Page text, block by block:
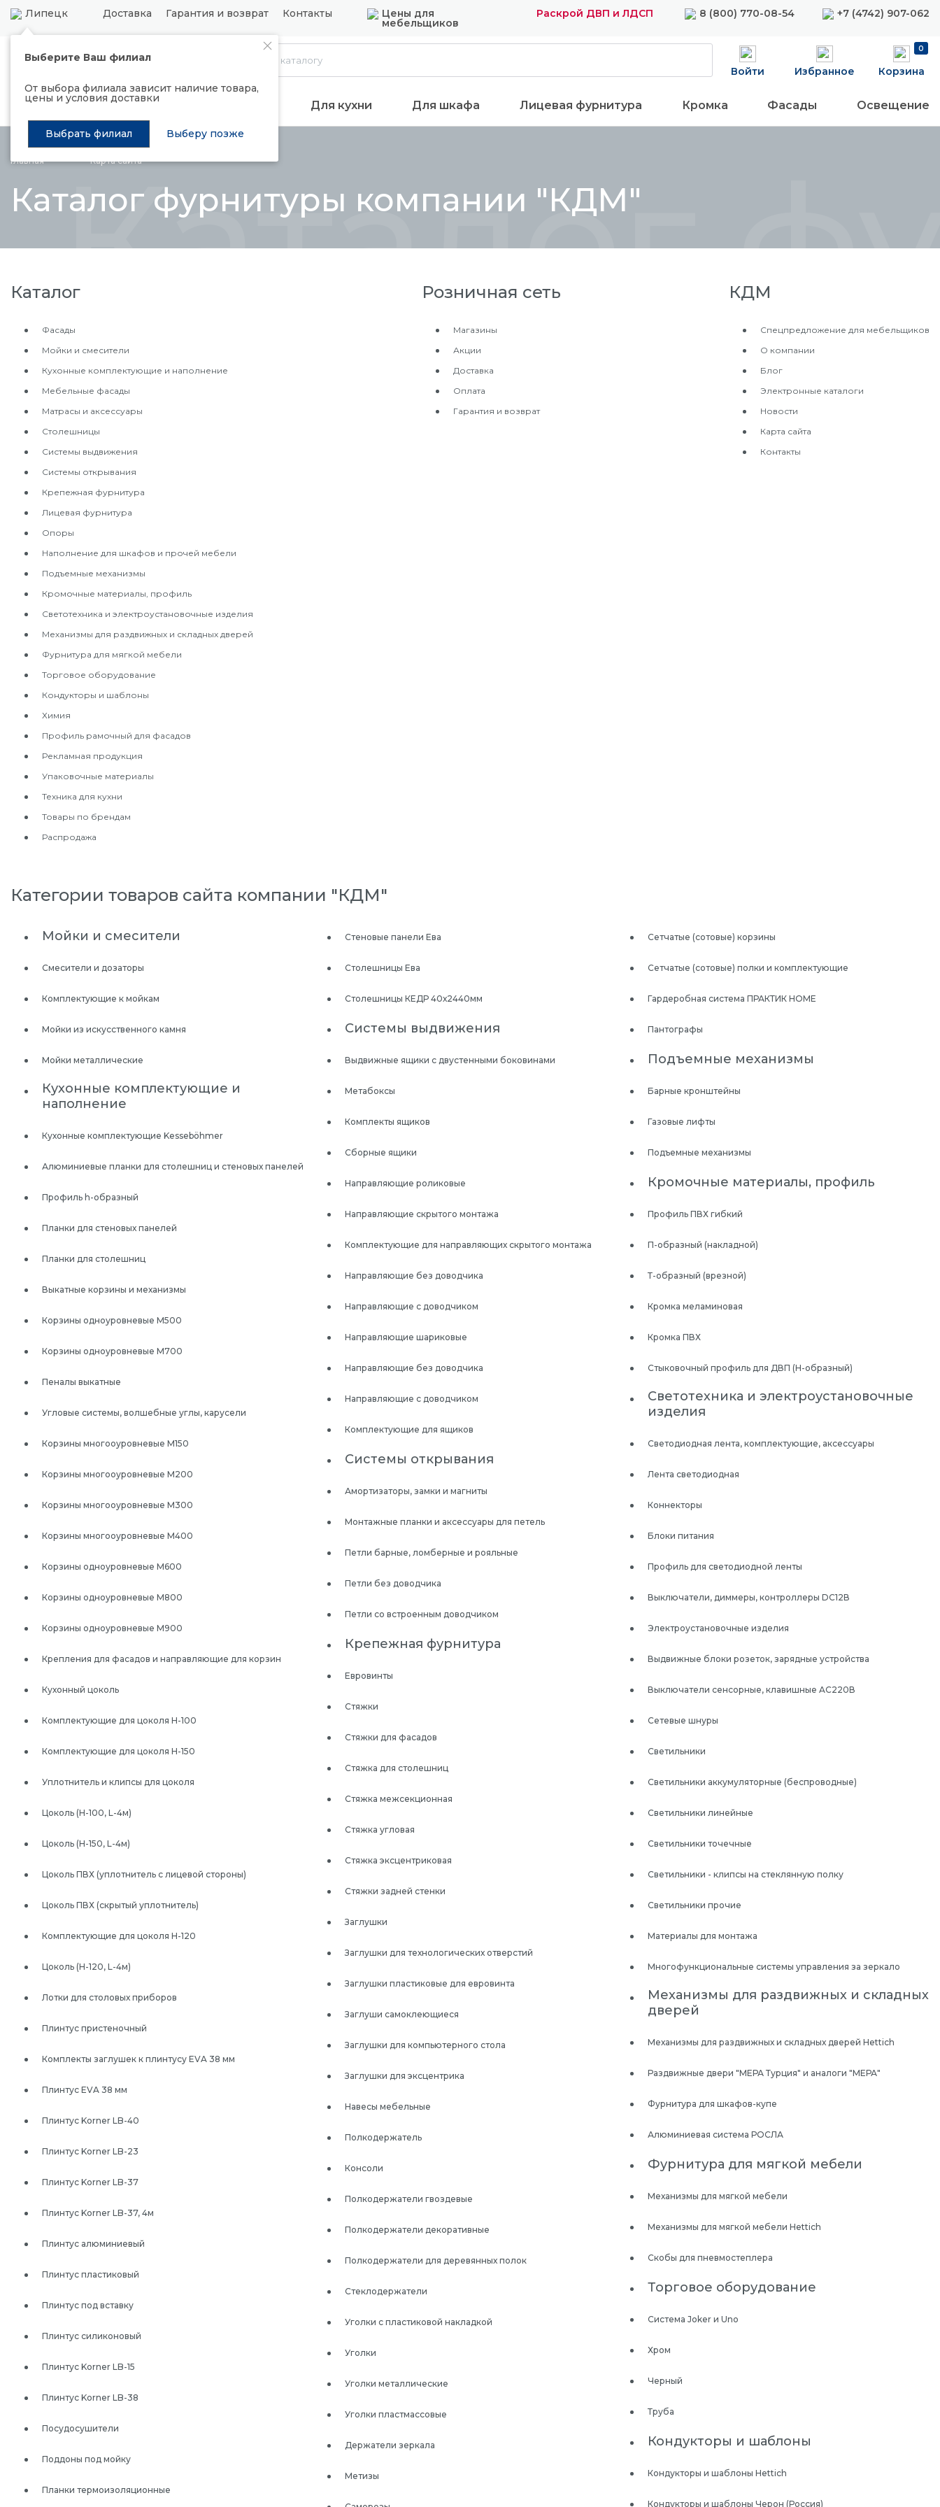
Липецк Доставка Гарантия и возврат Контакты Цены для
мебельщиков
Раскрой ДВП и ЛДСП 8 (800) 770-08-54 +7 (4742) 907-062
Выберите Ваш филиал
От выбора филиала зависит наличие товара,
цены и условия доставки
Выбрать филиал Выберу позже
Каталог
Войти Избранное
0
Корзина
Распродажа Подъемные механизмы Для кухни Для шкафа Лицевая фурнитура Кромка Фасады Освещение
Главная Карта сайта
Каталог фурнитуры компании "КДМ"
Каталог
Каталог
Фасады
Мойки и смесители
Кухонные комплектующие и наполнение
Мебельные фасады
Матрасы и аксессуары
Столешницы
Системы выдвижения
Системы открывания
Крепежная фурнитура
Лицевая фурнитура
Опоры
Наполнение для шкафов и прочей мебели
Подъемные механизмы
Кромочные материалы, профиль
Светотехника и электроустановочные изделия
Механизмы для раздвижных и складных дверей
Фурнитура для мягкой мебели
Торговое оборудование
Кондукторы и шаблоны
Химия
Профиль рамочный для фасадов
Рекламная продукция
Упаковочные материалы
Техника для кухни
Товары по брендам
Распродажа
Розничная сеть
Магазины
Акции
Доставка
Оплата
Гарантия и возврат
КДМ
Спецпредложение для мебельщиков
О компании
Блог
Электронные каталоги
Новости
Карта сайта
Контакты
Категории товаров сайта компании "КДМ"
Мойки и смесители
Смесители и дозаторы
Комплектующие к мойкам
Мойки из искусственного камня
Мойки металлические
Кухонные комплектующие и
наполнение
Кухонные комплектующие Kesseböhmer
Алюминиевые планки для столешниц и стеновых панелей
Профиль h-образный
Планки для стеновых панелей
Планки для столешниц
Выкатные корзины и механизмы
Корзины одноуровневые М500
Корзины одноуровневые М700
Пеналы выкатные
Угловые системы, волшебные углы, карусели
Корзины многооуровневые М150
Корзины многооуровневые М200
Корзины многооуровневые М300
Корзины многооуровневые М400
Корзины одноуровневые М600
Корзины одноуровневые М800
Корзины одноуровневые М900
Крепления для фасадов и направляющие для корзин
Кухонный цоколь
Комплектующие для цоколя Н-100
Комплектующие для цоколя Н-150
Уплотнитель и клипсы для цоколя
Цоколь (Н-100, L-4м)
Цоколь (Н-150, L-4м)
Цоколь ПВХ (уплотнитель с лицевой стороны)
Цоколь ПВХ (скрытый уплотнитель)
Комплектующие для цоколя Н-120
Цоколь (Н-120, L-4м)
Лотки для столовых приборов
Плинтус пристеночный
Комплекты заглушек к плинтусу EVA 38 мм
Плинтус EVA 38 мм
Плинтус Korner LB-40
Плинтус Korner LB-23
Плинтус Korner LB-37
Плинтус Korner LB-37, 4м
Плинтус алюминиевый
Плинтус пластиковый
Плинтус под вставку
Плинтус силиконовый
Плинтус Korner LB-15
Плинтус Korner LB-38
Посудосушители
Поддоны под мойку
Планки термоизоляционные
Стеновые панели Ева
Столешницы Ева
Столешницы КЕДР 40х2440мм
Системы выдвижения
Выдвижные ящики с двустенными боковинами
Метабоксы
Комплекты ящиков
Сборные ящики
Направляющие роликовые
Направляющие скрытого монтажа
Комплектующие для направляющих скрытого монтажа
Направляющие без доводчика
Направляющие с доводчиком
Направляющие шариковые
Направляющие без доводчика
Направляющие с доводчиком
Комплектующие для ящиков
Системы открывания
Амортизаторы, замки и магниты
Монтажные планки и аксессуары для петель
Петли барные, ломберные и рояльные
Петли без доводчика
Петли со встроенным доводчиком
Крепежная фурнитура
Евровинты
Стяжки
Стяжки для фасадов
Стяжка для столешниц
Стяжка межсекционная
Стяжка угловая
Стяжка эксцентриковая
Стяжки задней стенки
Заглушки
Заглушки для технологических отверстий
Заглушки пластиковые для евровинта
Заглуши самоклеющиеся
Заглушки для компьютерного стола
Заглушки для эксцентрика
Навесы мебельные
Полкодержатель
Консоли
Полкодержатели гвоздевые
Полкодержатели декоративные
Полкодержатели для деревянных полок
Стеклодержатели
Уголки с пластиковой накладкой
Уголки
Уголки металлические
Уголки пластмассовые
Держатели зеркала
Метизы
Сетчатые (сотовые) корзины
Сетчатые (сотовые) полки и комплектующие
Гардеробная система ПРАКТИК HOME
Пантографы
Подъемные механизмы
Барные кронштейны
Газовые лифты
Подъемные механизмы
Кромочные материалы, профиль
Профиль ПВХ гибкий
П-образный (накладной)
Т-образный (врезной)
Кромка меламиновая
Кромка ПВХ
Стыковочный профиль для ДВП (Н-образный)
Светотехника и электроустановочные
изделия
Светодиодная лента, комплектующие, аксессуары
Лента светодиодная
Коннекторы
Блоки питания
Профиль для светодиодной ленты
Выключатели, диммеры, контроллеры DC12В
Электроустановочные изделия
Выдвижные блоки розеток, зарядные устройства
Выключатели сенсорные, клавишные AC220В
Сетевые шнуры
Светильники
Светильники аккумуляторные (беспроводные)
Светильники линейные
Светильники точечные
Светильники - клипсы на стеклянную полку
Светильники прочие
Материалы для монтажа
Многофункциональные системы управления за зеркало
Механизмы для раздвижных и складных
дверей
Механизмы для раздвижных и складных дверей Hettich
Раздвижные двери "МЕРА Турция" и аналоги "МЕРА"
Фурнитура для шкафов-купе
Алюминиевая система РОСЛА
Фурнитура для мягкой мебели
Механизмы для мягкой мебели
Механизмы для мягкой мебели Hettich
Скобы для пневмостеплера
Торговое оборудование
Система Joker и Uno
Хром
Черный
Труба
Кондукторы и шаблоны
Кондукторы и шаблоны Hettich
Кондукторы и шаблоны Черон (Россия)